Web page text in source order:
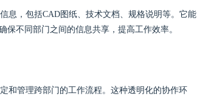
息，包括CAD图纸、技术文档、规格说明等。它能
不同部门之间的信息共享，提高工作效率。
和管理跨部门的工作流程。这种透明化的协作环